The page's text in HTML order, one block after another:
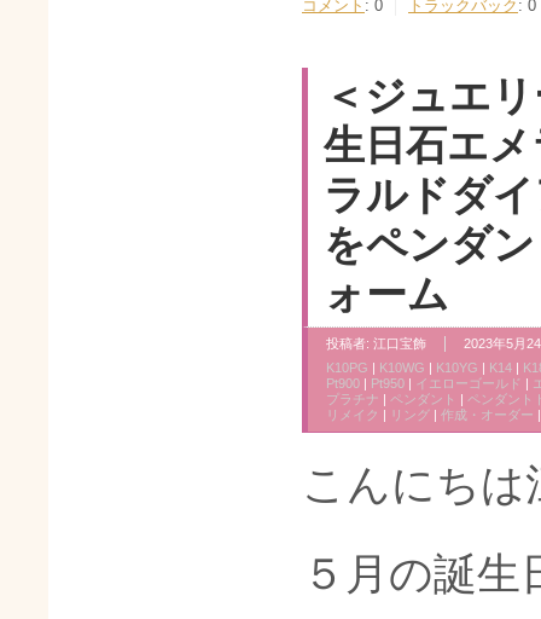
コメント : 0 トラックバック : 0
＜ジュエ
生日石エ
ラルドダ
をペンダ
ォーム
投稿者: 江口宝飾
2023年5月
K10PG | K10WG | K10YG | K14 |
Pt900 | Pt950 | イエローゴールド |
プラチナ | ペンダント | ペンダント
リメイク | リング | 作成・オーダー
こんにちは
５月の誕